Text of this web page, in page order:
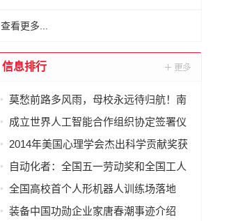
查看更多...
信息排行
莫愁前路多风雨，母校永远待归航！南
京大学举行2025年研究生毕业典礼
成立世界人工智能合作组织协定签署仪
式在上海举行
2014年美国心理学会杰出科学贡献奖获
奖者：John A. Bargh
自动化者：全国五一劳动奖和全国工人
先锋号
全国高校首个人形机器人训练场落地
装备中国功勋企业家唐春潮事迹介绍